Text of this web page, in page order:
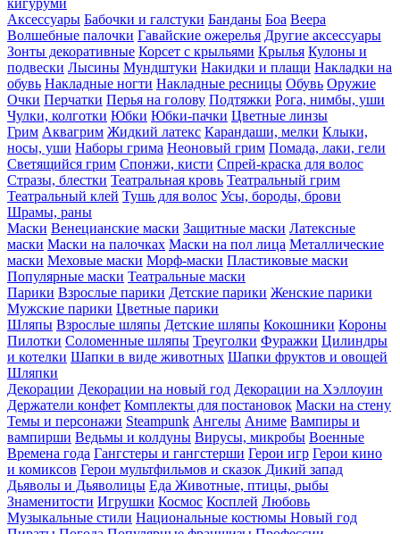
кигуруми
Аксессуары Бабочки и галстуки Банданы Боа Веера
Волшебные палочки Гавайские ожерелья Другие аксессуары
Зонты декоративные Корсет с крыльями Крылья Кулоны и
подвески Лысины Мундштуки Накидки и плащи Накладки на
обувь Накладные ногти Накладные ресницы Обувь Оружие
Очки Перчатки Перья на голову Подтяжки Рога, нимбы, уши
Чулки, колготки Юбки Юбки-пачки Цветные линзы
Грим Аквагрим Жидкий латекс Карандаши, мелки Клыки,
носы, уши Наборы грима Неоновый грим Помада, лаки, гели
Светящийся грим Спонжи, кисти Спрей-краска для волос
Стразы, блестки Театральная кровь Театральный грим
Театральный клей Тушь для волос Усы, бороды, брови
Шрамы, раны
Маски Венецианские маски Защитные маски Латексные
маски Маски на палочках Маски на пол лица Металлические
маски Меховые маски Морф-маски Пластиковые маски
Популярные маски Театральные маски
Парики Взрослые парики Детские парики Женские парики
Мужские парики Цветные парики
Шляпы Взрослые шляпы Детские шляпы Кокошники Короны
Пилотки Соломенные шляпы Треуголки Фуражки Цилиндры
и котелки Шапки в виде животных Шапки фруктов и овощей
Шляпки
Декорации Декорации на новый год Декорации на Хэллоуин
Держатели конфет Комплекты для постановок Маски на стену
Темы и персонажи Steampunk Ангелы Аниме Вампиры и
вампирши Ведьмы и колдуны Вирусы, микробы Военные
Времена года Гангстеры и гангстерши Герои игр Герои кино
и комиксов Герои мультфильмов и сказок Дикий запад
Дьяволы и Дьяволицы Еда Животные, птицы, рыбы
Знаменитости Игрушки Космос Косплей Любовь
Музыкальные стили Национальные костюмы Новый год